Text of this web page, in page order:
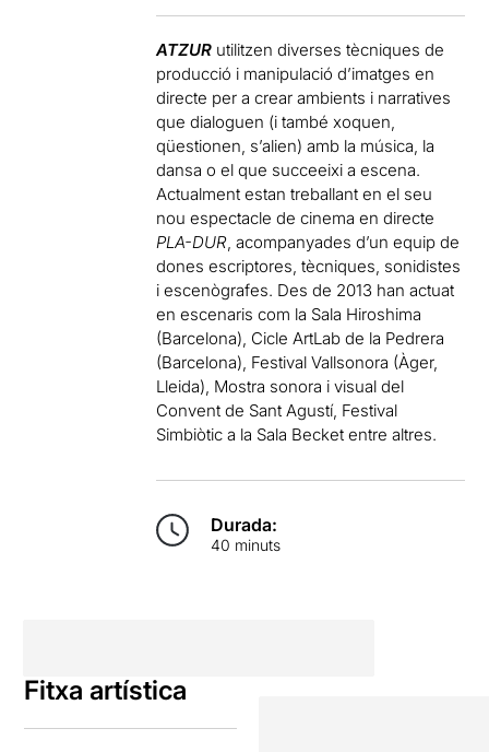
ATZUR utilitzen diverses tècniques de
producció i manipulació d’imatges en
directe per a crear ambients i narratives
que dialoguen (i també xoquen,
qüestionen, s’alien) amb la música, la
dansa o el que succeeixi a escena.
Actualment estan treballant en el seu
nou espectacle de cinema en directe
PLA-DUR, acompanyades d’un equip de
dones escriptores, tècniques, sonidistes
i escenògrafes. Des de 2013 han actuat
en escenaris com la Sala Hiroshima
(Barcelona), Cicle ArtLab de la Pedrera
(Barcelona), Festival Vallsonora (Àger,
Lleida), Mostra sonora i visual del
Convent de Sant Agustí, Festival
Simbiòtic a la Sala Becket entre altres.
Durada:
40 minuts
Fitxa artística